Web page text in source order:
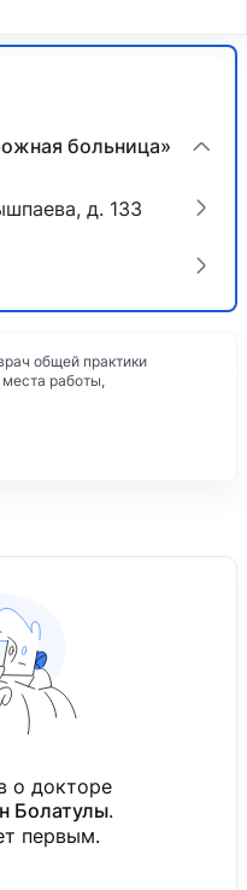
больница»
д. 133
общей практики
работы,
о докторе
Болатулы.
первым.